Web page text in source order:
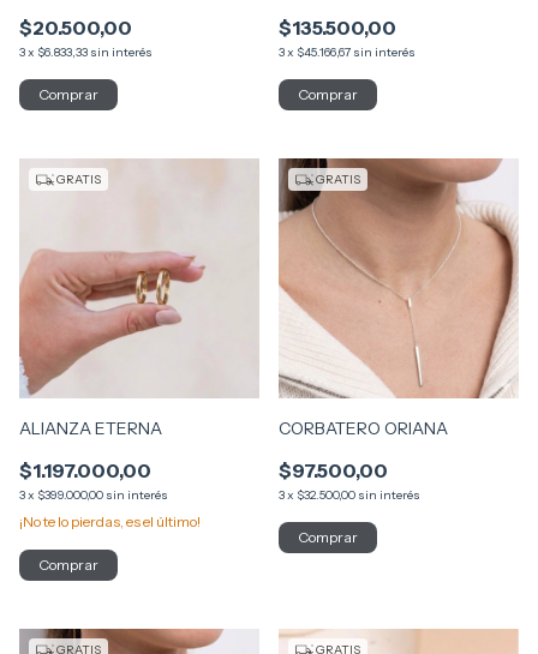
$20.500,00
3x $6.833,33 sin interés
$135.500,00
3x $45.166,67 sin interés
GRATIS
ALIANZA ETERNA
$1.197.000,00
3x $399.000,00 sin interés
¡No te lo pierdas, es el último!
Comprar
GRATIS
CORBATERO ORIANA
$97.500,00
3x $32.500,00 sin interés
GRATIS GRATIS